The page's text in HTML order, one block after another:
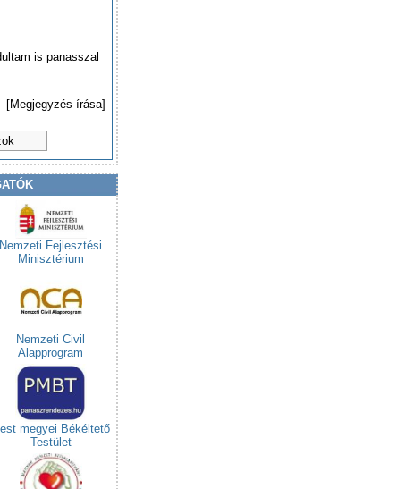
is panasszal
[Megjegyzés írása]
Nemzeti Fejlesztési
Minisztérium
Nemzeti Civil
Alapprogram
megyei Békéltető
Testület